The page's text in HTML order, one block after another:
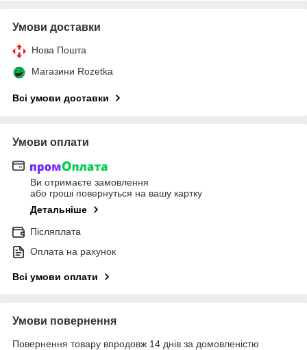
Умови доставки
Нова Пошта
Магазини Rozetka
Всі умови доставки
Умови оплати
Ви отримаєте замовлення
або гроші повернуться на вашу картку
Детальніше
Післяплата
Оплата на рахунок
Всі умови оплати
Умови повернення
Повернення товару впродовж 14 днів за домовленістю